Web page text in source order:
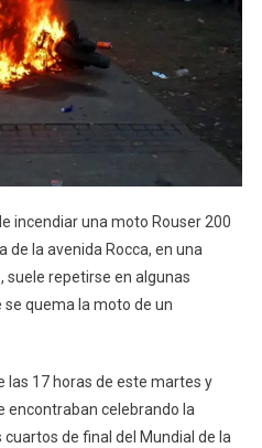
incendiar una moto Rouser 200
de la avenida Rocca, en una
suele repetirse en algunas
se quema la moto de un
las 17 horas de este martes y
encontraban celebrando la
de final del Mundial de la